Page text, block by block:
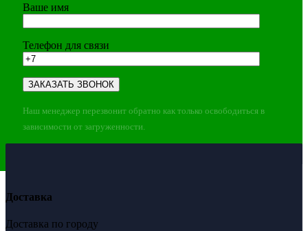
Ваше имя
Телефон для связи
Наш менеджер перезвонит обратно как только освободиться в
зависимости от загруженности.
Доставка
Доставка по городу